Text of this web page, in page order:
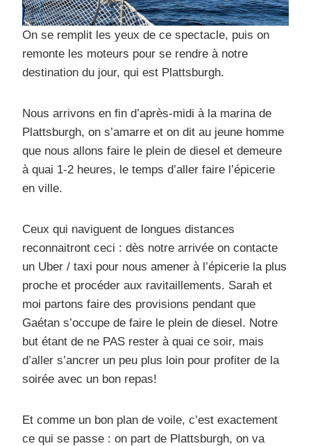
On se remplit les yeux de ce spectacle, puis on
remonte les moteurs pour se rendre à notre
destination du jour, qui est Plattsburgh.
Nous arrivons en fin d’après-midi à la marina de
Plattsburgh, on s’amarre et on dit au jeune homme
que nous allons faire le plein de diesel et demeure
à quai 1-2 heures, le temps d’aller faire l’épicerie
en ville.
Ceux qui naviguent de longues distances
reconnaitront ceci : dès notre arrivée on contacte
un Uber / taxi pour nous amener à l’épicerie la plus
proche et procéder aux ravitaillements. Sarah et
moi partons faire des provisions pendant que
Gaétan s’occupe de faire le plein de diesel. Notre
but étant de ne PAS rester à quai ce soir, mais
d’aller s’ancrer un peu plus loin pour profiter de la
soirée avec un bon repas!
Et comme un bon plan de voile, c’est exactement
ce qui se passe : on part de Plattsburgh, on va